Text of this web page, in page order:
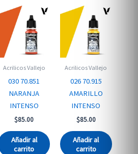
Acrilicos Vallejo
030 70.851
NARANJA
INTENSO
$85.00
Añadir al
carrito
Acrilicos Vallejo
026 70.915
AMARILLO
INTENSO
$85.00
Añadir al
carrito